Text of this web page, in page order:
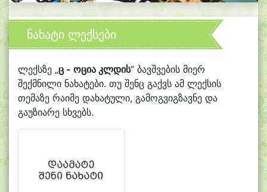
ნახატი ლექსები
ლექსზე „ც - ოცია კლდის“ ბავშვების მიერ
შექმნილი ნახატები. თუ შენც გაქვს ამ ლექსის
თემაზე რაიმე დახატული, გამოგვიგზავნე და
გაუზიარე სხვებს.